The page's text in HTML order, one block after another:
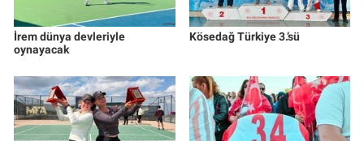
İrem dünya devleriyle
oynayacak
Kösedağ Türkiye 3.’sü